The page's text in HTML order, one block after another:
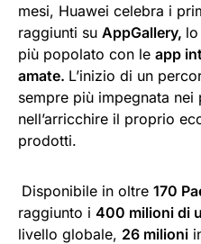
mesi, Huawei celebra i
raggiunti su AppGallery,
più popolato con le app
amate. L’inizio di un
sempre più impegnata nei
nell’arricchire il proprio
prodotti.
Disponibile in oltre 170
raggiunto i 400 milioni di
livello globale, 26 milioni